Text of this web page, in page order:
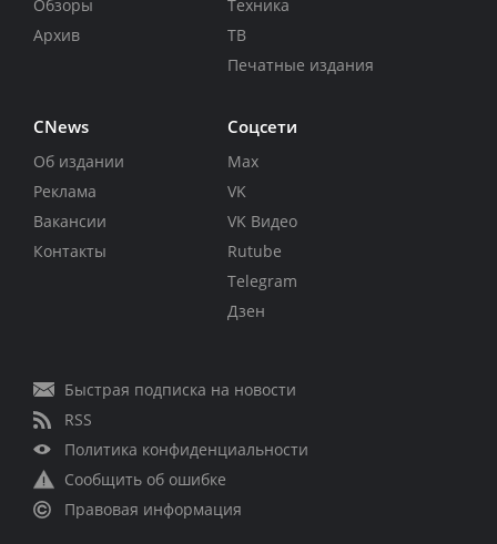
Обзоры
Архив
Техника
ТВ
Печатные издания
CNews
Об издании
Реклама
Вакансии
Контакты
Соцсети
Max
VK
VK Видео
Rutube
Telegram
Дзен
Быстрая подписка на новости
RSS
Политика конфиденциальности
Сообщить об ошибке
Правовая информация